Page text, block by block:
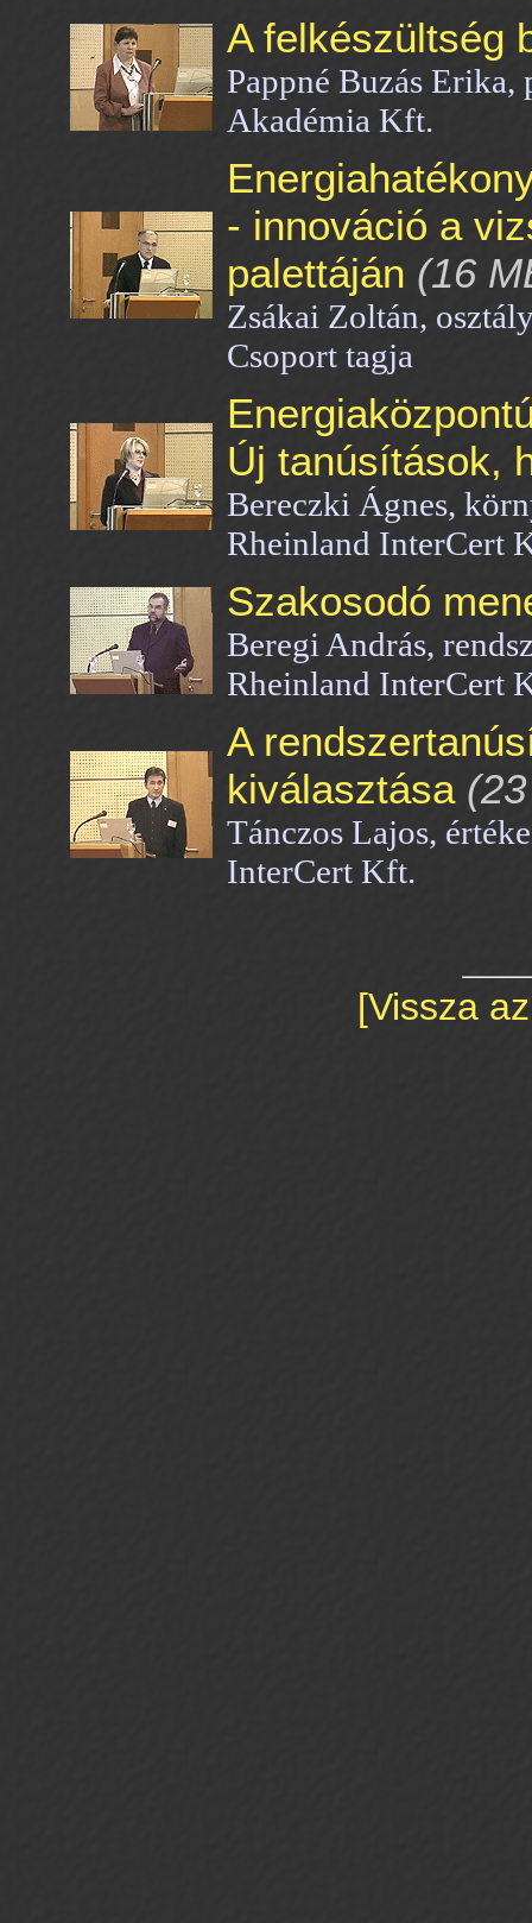
A felkészültség
Pappné Buzás
Akadémia Kft.
- innováció a
palettáján (16
Zsákai Zoltán,
Csoport tagja
Új tanúsítások,
Bereczki Ágnes,
Rheinland InterCert
Szakosodó
Beregi András,
Rheinland InterCert
A
kiválasztása(23
Tánczos Lajos,
InterCert Kft.
[Vissza